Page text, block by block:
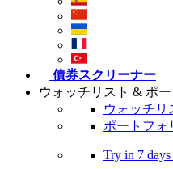
債券スクリーナー
ウォッチリスト & ポ
ウォッチリ
ポートフォ
Try in 7 days